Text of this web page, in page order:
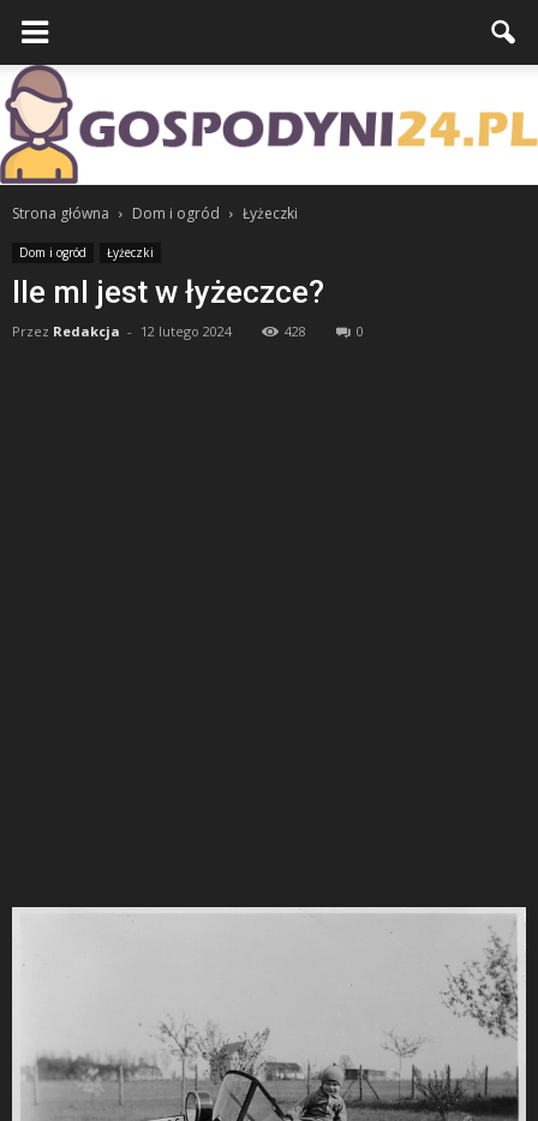
Strona główna Dom i ogród Łyżeczki
Dom i ogród Łyżeczki
Ile ml jest w łyżeczce?
Przez Redakcja - 12 lutego 2024 428 0